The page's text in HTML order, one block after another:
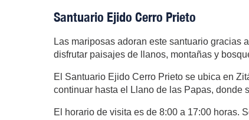
Santuario Ejido Cerro Prieto
Las mariposas adoran este santuario gracias
disfrutar paisajes de llanos, montañas y
El Santuario Ejido Cerro Prieto se ubica en
continuar hasta el Llano de las Papas, donde
El horario de visita es de 8:00 a 17:00 horas.